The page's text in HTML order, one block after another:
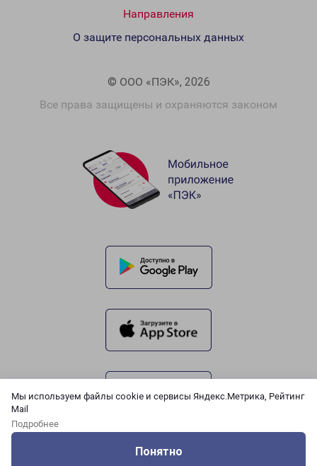
Мы используем файлы cookie и сервисы Яндекс.Метрика, Рейтинг
Mail
Подробнее
Понятно
Направления
© ООО «ПЭК», 2026
Все права защищены и охраняются законом
О защите персональных данных